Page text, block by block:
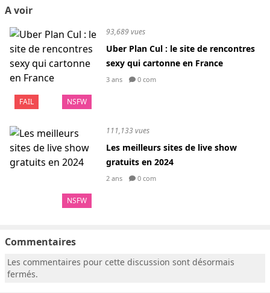
A voir
FAIL NSFW
93,689 vues
Uber Plan Cul : le site de rencontres
sexy qui cartonne en France
3 ans 0 com
NSFW
111,133 vues
Les meilleurs sites de live show
gratuits en 2024
2 ans 0 com
Commentaires
Les commentaires pour cette discussion sont désormais
fermés.